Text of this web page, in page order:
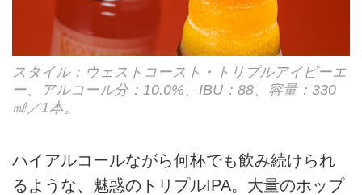
スタイル：ウェストコースト・トリプルアイピーエ
ー、アルコール分：10.0%、IBU：88、容量：330
㎖／1本。
ハイアルコールながら何杯でも飲み続けられ
るような、魅惑のトリプルIPA。大量のホップ